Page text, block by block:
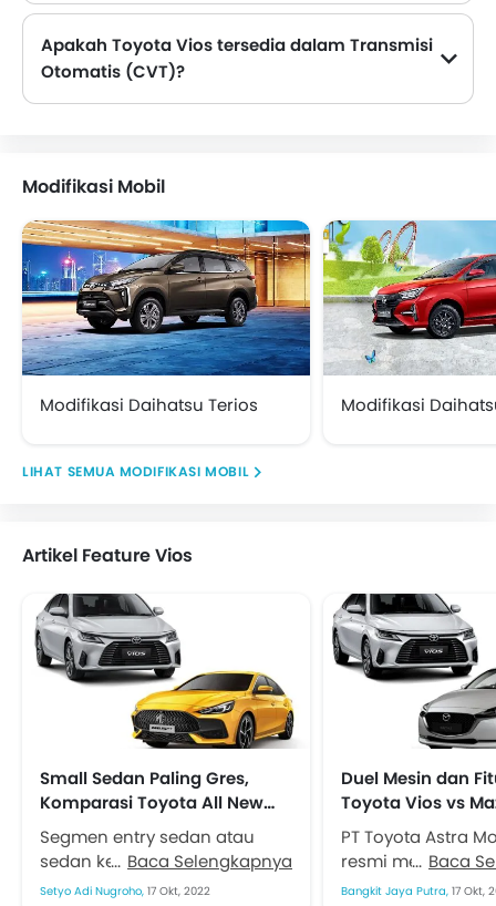
Apakah Toyota Vios tersedia dalam Transmisi
Otomatis (CVT)?
Modifikasi Mobil
Modifikasi Daihatsu Terios Modifikasi
MODIFIKASI MOBIL
Artikel Feature Vios
Small Sedan Paling Gres,
Komparasi Toyota All New
Vios Lawan MG 5 GT
Segmen entry sedan atau
sedan kecil semakin semarak
dengan kedatangan All New
Baca Selengkapnya
Setyo Adi Nugroho, 17 Okt, 2022
Duel Mesin dan
Toyota Vios vs
Sedan, Mana
Dibeli?
PT Toyota Astra
resmi
terbaru all new
Baca
Bangkit Jaya Putra, 17 Okt,